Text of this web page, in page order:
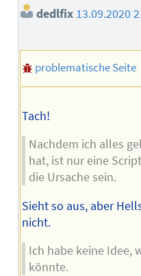
dedlfix 13.09.2020
problematische Seite
Tach!
Nachdem ich alles
hat, ist nur eine
die Ursache sein.
Sieht so aus, aber
nicht.
Ich habe keine Idee,
könnte.